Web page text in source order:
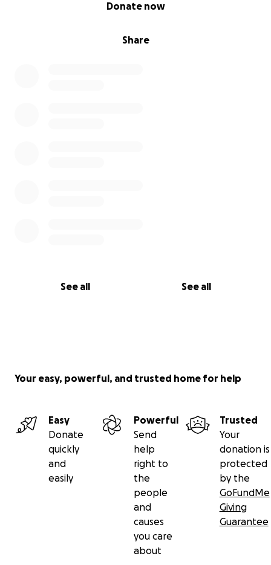
Share
Donate now
See all See all
Your easy, powerful, and trusted home for help
Easy
Donate
quickly
and
easily
Powerful
Send
help
right to
the
people
and
causes
you care
about
Trusted
Your
donation is
protected
by the
GoFundMe
Giving
Guarantee